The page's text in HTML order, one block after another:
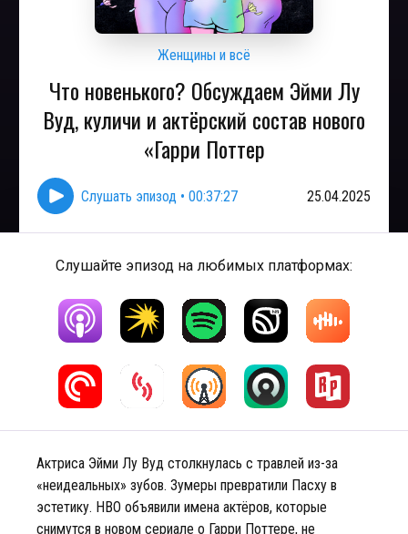
Женщины и всё
Что новенького? Обсуждаем Эйми Лу
Вуд, куличи и актёрский состав нового
«Гарри Поттер
Слушать эпизод • 00:37:27 25.04.2025
Слушайте эпизод на любимых платформах:
Актриса Эйми Лу Вуд столкнулась с травлей из-за
«неидеальных» зубов. Зумеры превратили Пасху в
эстетику. HBO объявили имена актёров, которые
снимутся в новом сериале о Гарри Поттере, не